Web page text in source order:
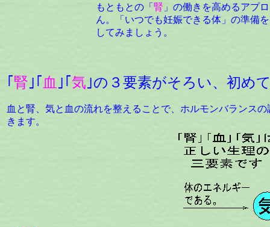
もともとの「 腎 」の働きを高めるアプ
ん。「いつでも妊娠できる体」の準備
してみましょう。
｢ 腎 ｣｢ 血 ｣｢ 気 ｣の３要素がそろい、初め
血と腎、気と血の流れを整えることで、ホルモンバランス
きます。